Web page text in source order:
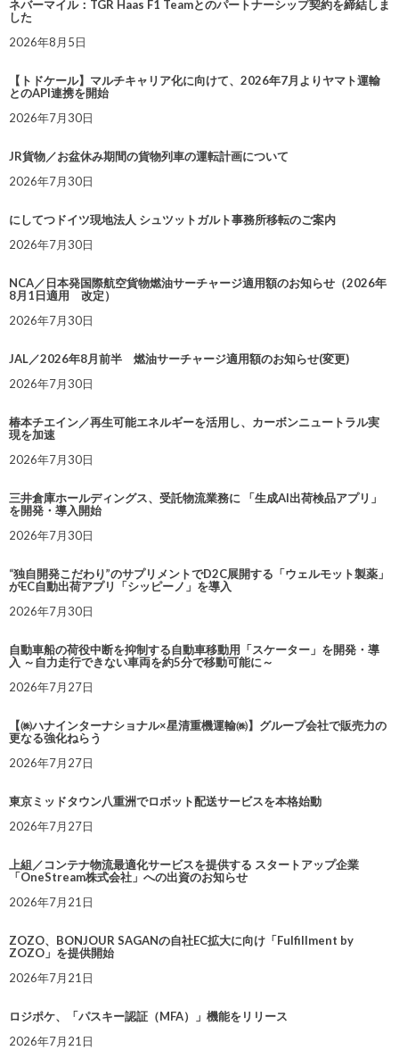
ネバーマイル：TGR Haas F1 Teamとのパートナーシップ契約を締結しま
した
2026年8月5日
【トドケール】マルチキャリア化に向けて、2026年7月よりヤマト運輸
とのAPI連携を開始
2026年7月30日
JR貨物／お盆休み期間の貨物列車の運転計画について
2026年7月30日
にしてつドイツ現地法人 シュツットガルト事務所移転のご案内
2026年7月30日
NCA／日本発国際航空貨物燃油サーチャージ適用額のお知らせ（2026年
8月1日適用 改定）
2026年7月30日
JAL／2026年8月前半 燃油サーチャージ適用額のお知らせ(変更)
2026年7月30日
椿本チエイン／再生可能エネルギーを活用し、カーボンニュートラル実
現を加速
2026年7月30日
三井倉庫ホールディングス、受託物流業務に 「生成AI出荷検品アプリ」
を開発・導入開始
2026年7月30日
“独自開発こだわり”のサプリメントでD2C展開する「ウェルモット製薬」
がEC自動出荷アプリ「シッピーノ」を導入
2026年7月30日
自動車船の荷役中断を抑制する自動車移動用「スケーター」を開発・導
入 ～自力走行できない車両を約5分で移動可能に～
2026年7月27日
【㈱ハナインターナショナル×星清重機運輸㈱】グループ会社で販売力の
更なる強化ねらう
2026年7月27日
東京ミッドタウン八重洲でロボット配送サービスを本格始動
2026年7月27日
上組／コンテナ物流最適化サービスを提供する スタートアップ企業
「OneStream株式会社」への出資のお知らせ
2026年7月21日
ZOZO、BONJOUR SAGANの自社EC拡大に向け「Fulfillment by
ZOZO」を提供開始
2026年7月21日
ロジポケ、「パスキー認証（MFA）」機能をリリース
2026年7月21日